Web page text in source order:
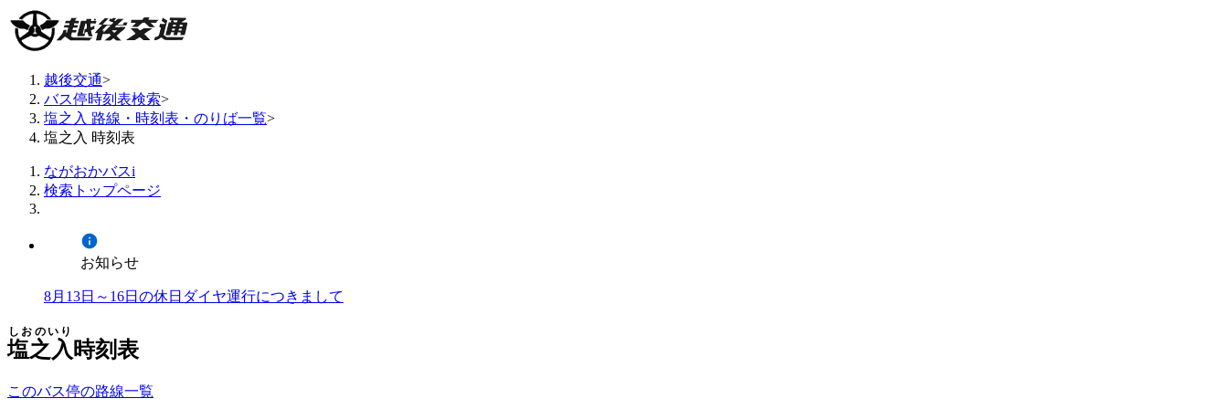
越後交通>
バス停時刻表検索>
塩之入 路線・時刻表・のりば一覧>
塩之入 時刻表
ながおかバスi
検索トップページ
お知らせ
8月13日～16日の休日ダイヤ運行につきまして
塩之入
しおのいり
時刻表
このバス停の路線一覧